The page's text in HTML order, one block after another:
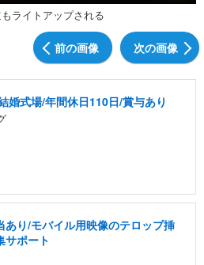
ライトアップされる
前の画像 次の画像
婚式場/年間休日110日/賞与あり
あり/モバイル用映像のテロップ挿
サポート